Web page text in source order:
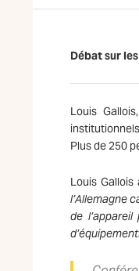
Débat sur
Louis
Plus de 250
Louis
l’Allemagne
de